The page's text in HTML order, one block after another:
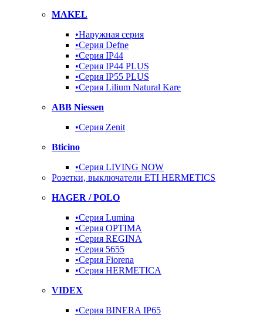
MAKEL
•Наружная серия
•Серия Defne
•Серия IP44
•Серия IP44 PLUS
•Серия IP55 PLUS
•Серия Lilium Natural Kare
ABB Niessen
•Серия Zenit
Bticino
•Серия LIVING NOW
Розетки, выключатели ETI HERMETICS
HAGER / POLO
•Серия Lumina
•Серия OPTIMA
•Серия REGINA
•Серия 5655
•Серия Fiorena
•Серия HERMETICA
VIDEX
•Серия BINERA IP65